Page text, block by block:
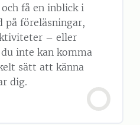
få en inblick i
på föreläsningar,
– eller
inte kan komma
sätt att känna
dig.